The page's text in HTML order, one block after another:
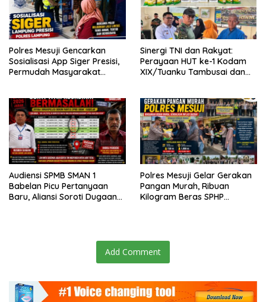
Polres Mesuji Gencarkan
Sosialisasi App Siger Presisi,
Permudah Masyarakat
Sinergi TNI dan Rakyat:
Perayaan HUT ke-1 Kodam
XIX/Tuanku Tambusai dan
Rempak
Audiensi SPMB SMAN 1
Babelan Picu Pertanyaan
Baru, Aliansi Soroti Dugaan
Polres Mesuji Gelar Gerakan
Pangan Murah, Ribuan
Kilogram Beras SPHP
Add Comment